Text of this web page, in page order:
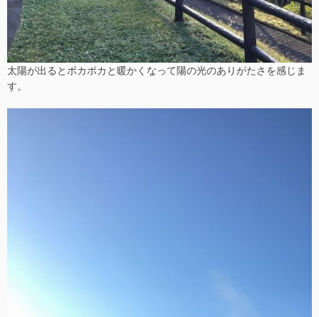
太陽が出るとポカポカと暖かくなって陽の光のありがたさを感じま
す。